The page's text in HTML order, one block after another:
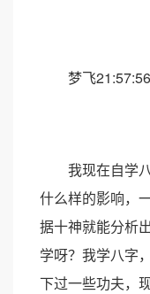
梦飞21:57:56
我现在自学八
什么样的影响，
据十神就能分析
学呀？我学八字
下过一些功夫，